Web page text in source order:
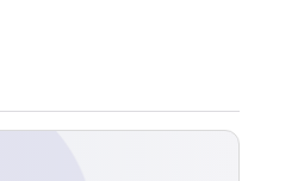
od kwoty zamówienia